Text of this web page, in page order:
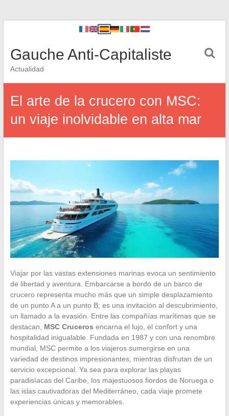
Gauche Anti-Capitaliste
Actualidad
El arte de la crucero con MSC:
un viaje inolvidable en alta mar
Viajar por las vastas extensiones marinas evoca un sentimiento
de libertad y aventura. Embarcarse a bordo de un barco de
crucero representa mucho más que un simple desplazamiento
de un punto A a un punto B; es una invitación al descubrimiento,
un llamado a la evasión. Entre las compañías marítimas que se
destacan, MSC Cruceros encarna el lujo, el confort y una
hospitalidad inigualable. Fundada en 1987 y con una renombre
mundial, MSC permite a los viajeros sumergirse en una
variedad de destinos impresionantes, mientras disfrutan de un
servicio excepcional. Ya sea para explorar las playas
paradisíacas del Caribe, los majestuosos fiordos de Noruega o
las islas cautivadoras del Mediterráneo, cada viaje promete
experiencias únicas y memorables.